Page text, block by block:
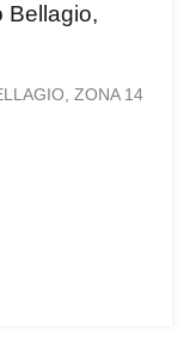
Bellagio,
ZONA 14